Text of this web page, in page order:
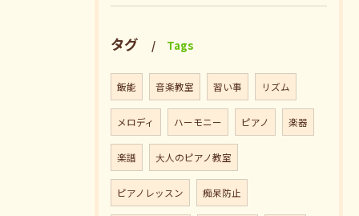
タグ Tags
飯能 音楽教室 習い事 リズム
メロディ ハーモニー ピアノ 楽器
楽譜 大人のピアノ教室
ピアノレッスン 痴呆防止